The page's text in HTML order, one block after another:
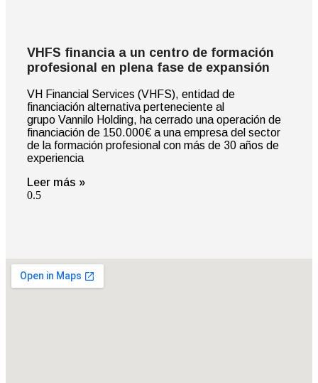
VHFS financia a un centro de formación
profesional en plena fase de expansión
VH Financial Services (VHFS), entidad de
financiación alternativa perteneciente al
grupo Vannilo Holding, ha cerrado una operación de
financiación de 150.000€ a una empresa del sector
de la formación profesional con más de 30 años de
experiencia
Leer más »